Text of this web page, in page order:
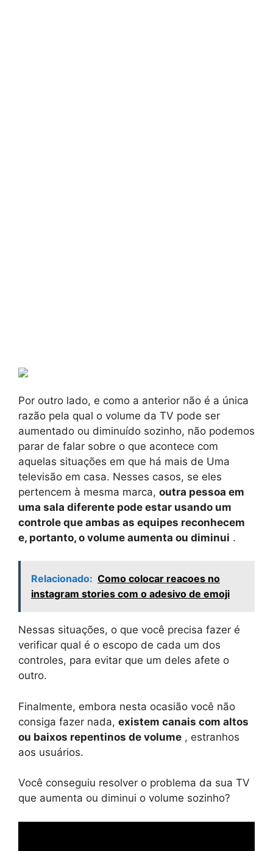
Por outro lado, e como a anterior não é a única
razão pela qual o volume da TV pode ser
aumentado ou diminuído sozinho, não podemos
parar de falar sobre o que acontece com
aquelas situações em que há mais de Uma
televisão em casa. Nesses casos, se eles
pertencem à mesma marca, outra pessoa em
uma sala diferente pode estar usando um
controle que ambas as equipes reconhecem
e, portanto, o volume aumenta ou diminui .
Relacionado: Como colocar reacoes no
instagram stories com o adesivo de emoji
Nessas situações, o que você precisa fazer é
verificar qual é o escopo de cada um dos
controles, para evitar que um deles afete o
outro.
Finalmente, embora nesta ocasião você não
consiga fazer nada, existem canais com altos
ou baixos repentinos de volume , estranhos
aos usuários.
Você conseguiu resolver o problema da sua TV
que aumenta ou diminui o volume sozinho?